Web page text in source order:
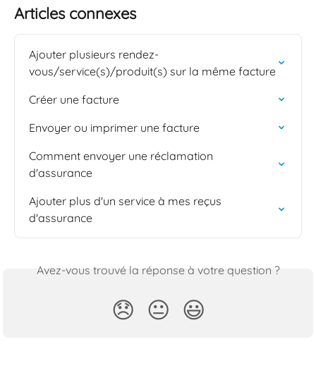
Articles connexes
Ajouter plusieurs rendez-
vous/service(s)/produit(s) sur la même facture
Créer une facture
Envoyer ou imprimer une facture
Comment envoyer une réclamation
d'assurance
Ajouter plus d'un service à mes reçus
d'assurance
Avez-vous trouvé la réponse à votre question ?
😞 😐 😃